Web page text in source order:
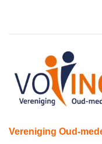
Vereniging Oud-